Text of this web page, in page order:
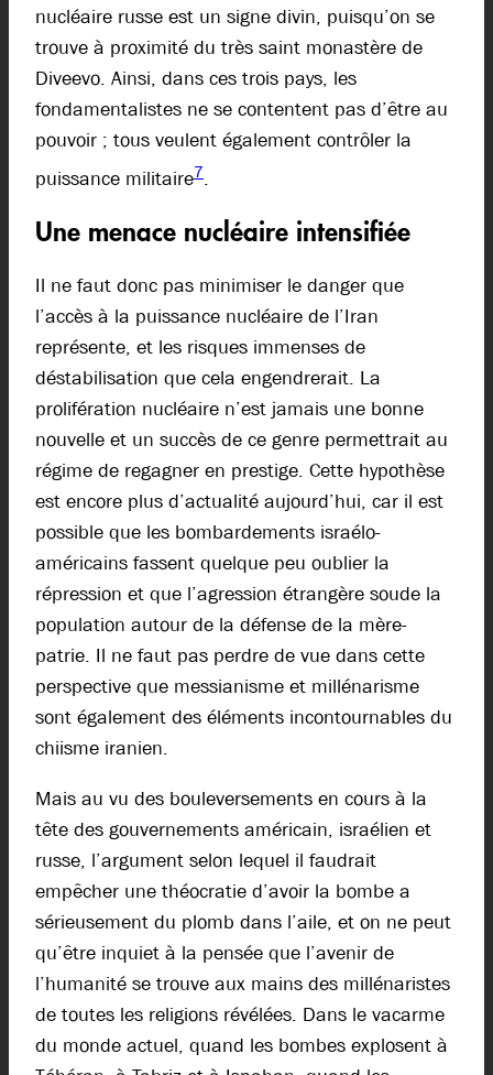
nucléaire russe est un signe divin, puisqu’on se
trouve à proximité du très saint monastère de
Diveevo. Ainsi, dans ces trois pays, les
fondamentalistes ne se contentent pas d’être au
pouvoir ; tous veulent également contrôler la
puissance militaire7.
Une menace nucléaire intensifiée
Il ne faut donc pas minimiser le danger que
l’accès à la puissance nucléaire de l’Iran
représente, et les risques immenses de
déstabilisation que cela engendrerait. La
prolifération nucléaire n’est jamais une bonne
nouvelle et un succès de ce genre permettrait au
régime de regagner en prestige. Cette hypothèse
est encore plus d’actualité aujourd’hui, car il est
possible que les bombardements israélo-
américains fassent quelque peu oublier la
répression et que l’agression étrangère soude la
population autour de la défense de la mère-
patrie. Il ne faut pas perdre de vue dans cette
perspective que messianisme et millénarisme
sont également des éléments incontournables du
chiisme iranien.
Mais au vu des bouleversements en cours à la
tête des gouvernements américain, israélien et
russe, l’argument selon lequel il faudrait
empêcher une théocratie d’avoir la bombe a
sérieusement du plomb dans l’aile, et on ne peut
qu’être inquiet à la pensée que l’avenir de
l’humanité se trouve aux mains des millénaristes
de toutes les religions révélées. Dans le vacarme
du monde actuel, quand les bombes explosent à